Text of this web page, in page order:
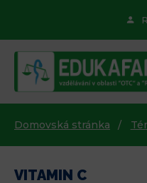
Domovská stránka
VITAMIN C